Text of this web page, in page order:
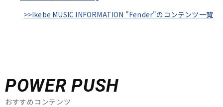
>>Ikebe MUSIC INFORMATION "Fender"のコンテンツ一覧
POWER PUSH
おすすめコンテンツ